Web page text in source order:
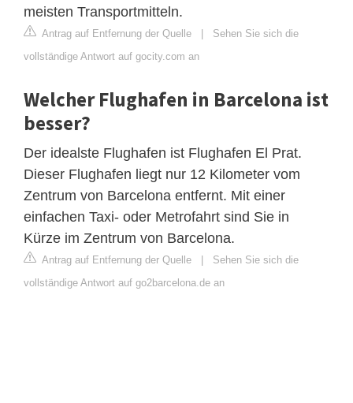
meisten Transportmitteln.
Antrag auf Entfernung der Quelle
Sehen Sie sich die
vollständige Antwort auf gocity.com an
Welcher Flughafen in Barcelona ist
besser?
Der idealste Flughafen ist Flughafen El Prat.
Dieser Flughafen liegt nur 12 Kilometer vom
Zentrum von Barcelona entfernt. Mit einer
einfachen Taxi- oder Metrofahrt sind Sie in
Kürze im Zentrum von Barcelona.
Antrag auf Entfernung der Quelle
Sehen Sie sich die
vollständige Antwort auf go2barcelona.de an